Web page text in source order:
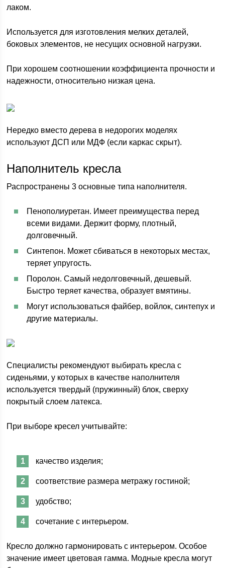
лаком.
Используется для изготовления мелких деталей,
боковых элементов, не несущих основной нагрузки.
При хорошем соотношении коэффициента прочности и
надежности, относительно низкая цена.
Нередко вместо дерева в недорогих моделях
используют ДСП или МДФ (если каркас скрыт).
Наполнитель кресла
Распространены 3 основные типа наполнителя.
Пенополиуретан. Имеет преимущества перед
всеми видами. Держит форму, плотный,
долговечный.
Синтепон. Может сбиваться в некоторых местах,
теряет упругость.
Поролон. Самый недолговечный, дешевый.
Быстро теряет качества, образует вмятины.
Могут использоваться файбер, войлок, синтепух и
другие материалы.
Специалисты рекомендуют выбирать кресла с
сиденьями, у которых в качестве наполнителя
используется твердый (пружинный) блок, сверху
покрытый слоем латекса.
При выборе кресел учитывайте:
качество изделия;
соответствие размера метражу гостиной;
удобство;
сочетание с интерьером.
Кресло должно гармонировать с интерьером. Особое
значение имеет цветовая гамма. Модные кресла могут